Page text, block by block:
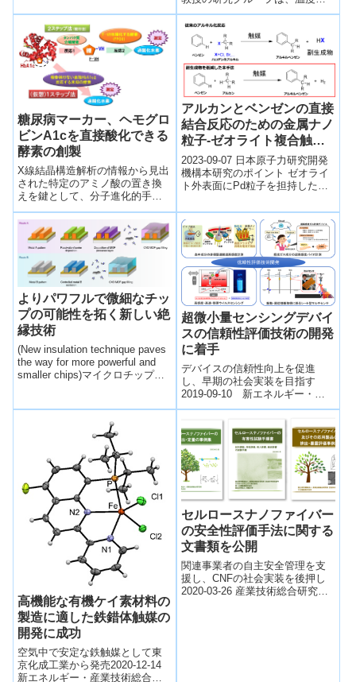
答性両親媒性グラフトポリマー
を開発し、この高分子が自己組
織化...
糖尿病マーカー、ヘモグロ
ビンA1cを直接酸化できる
酵素の創製
X線結晶構造解析の情報から見出
された特定のアミノ酸の置き換
えを鍵として、分子進化的手法
を併用することにより、自然界
で見出されていない人工酵素
HbA1cOXを創製した。
アルカンとベンゼンの直接
結合反応のための金属ナノ
粒子-ゼオライト複合触媒
を開発～酸点とPd粒子の
近接による反応の高効率化
を実現～
2023-09-07 日本原子力研究開発
機構本研究のポイント ゼオライ
ト外表面にPd粒子を担持した触
反応を実現 細孔内の酸点から
Pd...
よりパワフルで微細なチッ
プの可能性を拓く新しい絶
縁技術
(New insulation technique paves
the way for more powerful and
smaller chips)マイクロチップを
新しい高多孔性材料を使用。更
なる小型化とパワーアップ化、
低消費エネルギー化が見込まれ
超微小量センシングデバイ
スの信頼性評価技術の開発
に着手
デバイスの信頼性向上を促進
し、早期の社会実装を目指す
2019-09-10 新エネルギー・産
業技術総合開発機構NEDOは、
Society 5.0の実現を目指し
て、...
高機能な有機ケイ素材料の
製造に適した鉄錯体触媒の
開発に成功
空気中で安定な鉄触媒として東
京化成工業から発売2020-12-14
新エネルギー・産業技術総合開
セルロースナノファイバー
の安全性評価手法に関する
文書類を公開
関連事業者の自主安全管理を支
援し、CNFの社会実装を後押し
2020-03-26 産業技術総合研究所